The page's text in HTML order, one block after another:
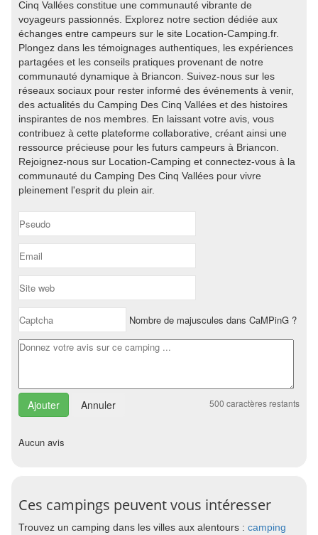
Cinq Vallées constitue une communauté vibrante de
voyageurs passionnés. Explorez notre section dédiée aux
échanges entre campeurs sur le site Location-Camping.fr.
Plongez dans les témoignages authentiques, les expériences
partagées et les conseils pratiques provenant de notre
communauté dynamique à Briancon. Suivez-nous sur les
réseaux sociaux pour rester informé des événements à venir,
des actualités du Camping Des Cinq Vallées et des histoires
inspirantes de nos membres. En laissant votre avis, vous
contribuez à cette plateforme collaborative, créant ainsi une
ressource précieuse pour les futurs campeurs à Briancon.
Rejoignez-nous sur Location-Camping et connectez-vous à la
communauté du Camping Des Cinq Vallées pour vivre
pleinement l'esprit du plein air.
Nombre de majuscules dans CaMPinG ?
Annuler 500 caractères restants
Aucun avis
Ces campings peuvent vous intéresser
Trouvez un camping dans les villes aux alentours : camping